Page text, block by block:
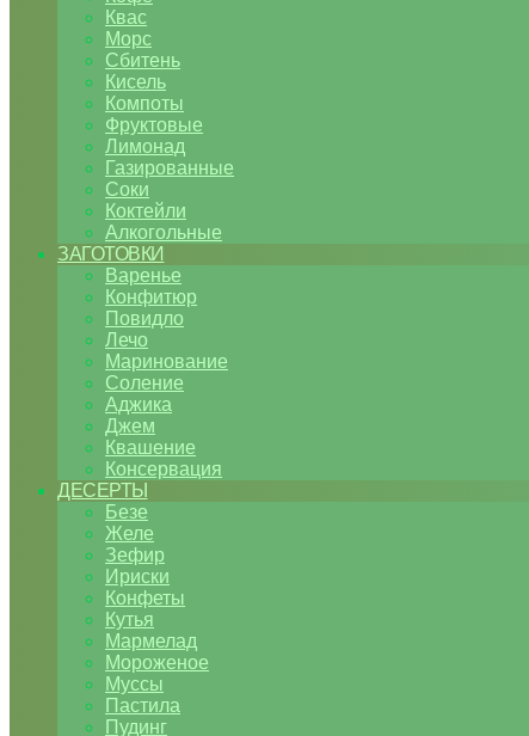
Квас
Морс
Сбитень
Кисель
Компоты
Фруктовые
Лимонад
Газированные
Соки
Коктейли
Алкогольные
ЗАГОТОВКИ
Варенье
Конфитюр
Повидло
Лечо
Маринование
Соление
Аджика
Джем
Квашение
Консервация
ДЕСЕРТЫ
Безе
Желе
Зефир
Ириски
Конфеты
Кутья
Мармелад
Мороженое
Муссы
Пастила
Пудинг